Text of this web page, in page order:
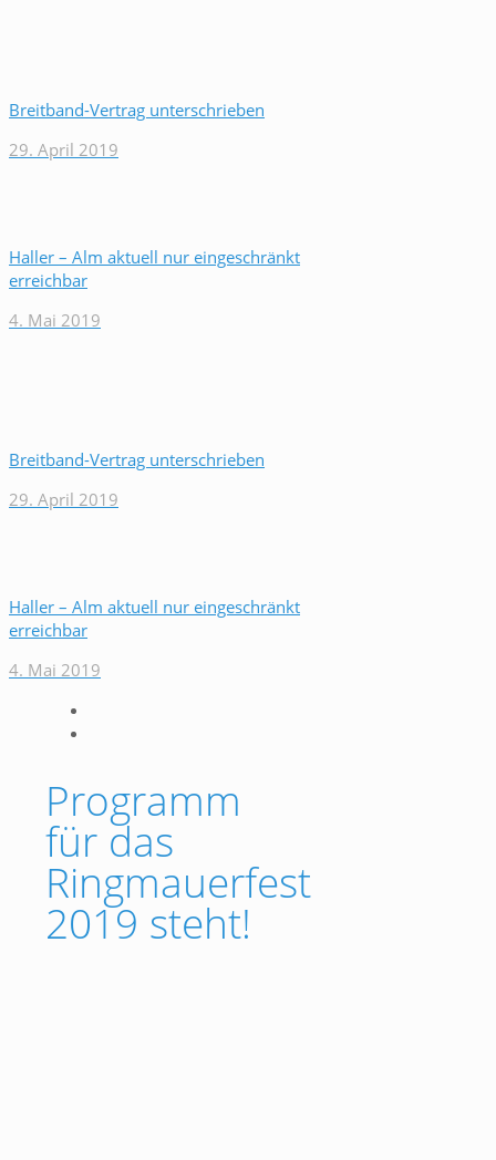
Breitband-Vertrag unterschrieben
29. April 2019
Haller – Alm aktuell nur eingeschränkt
erreichbar
4. Mai 2019
Breitband-Vertrag unterschrieben
29. April 2019
Haller – Alm aktuell nur eingeschränkt
erreichbar
4. Mai 2019
Programm
für das
Ringmauerfest
2019 steht!